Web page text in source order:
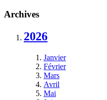
Archives
2026
Janvier
Février
Mars
Avril
Mai